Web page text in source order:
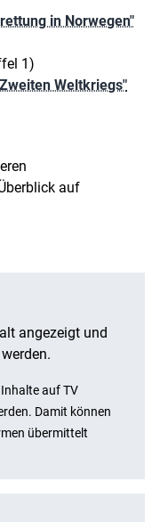
in Norwegen"
1)
Weltkriegs"
auf